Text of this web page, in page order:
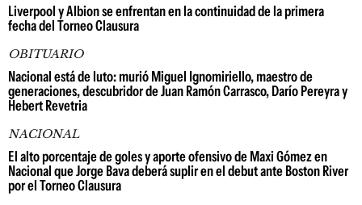
Liverpool y Albion se enfrentan en la continuidad de la primera
fecha del Torneo Clausura
OBITUARIO
Nacional está de luto: murió Miguel Ignomiriello, maestro de
generaciones, descubridor de Juan Ramón Carrasco, Darío Pereyra y
Hebert Revetria
NACIONAL
El alto porcentaje de goles y aporte ofensivo de Maxi Gómez en
Nacional que Jorge Bava deberá suplir en el debut ante Boston River
por el Torneo Clausura